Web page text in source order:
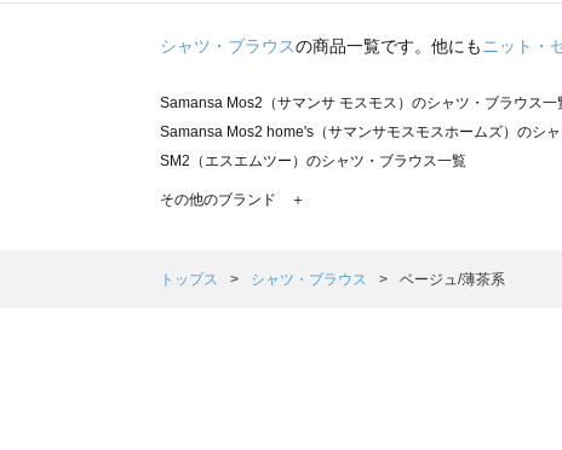
シャツ・ブラウスの商品一覧です。他にも ニット・
Samansa Mos2（サマンサ モスモス）のシャツ・ブラウス一
Samansa Mos2 home's（サマンサモスモスホームズ）のシ
SM2（エスエムツー）のシャツ・ブラウス一覧
TSUHARU by Samansa Mos2（ツハルバイサマンサモスモス
Samansa Mos2 Lagom（サマンサモスモス ラーゴム）のシ
その他のブランド ＋
トップス シャツ・ブラウス ベージュ/薄茶系